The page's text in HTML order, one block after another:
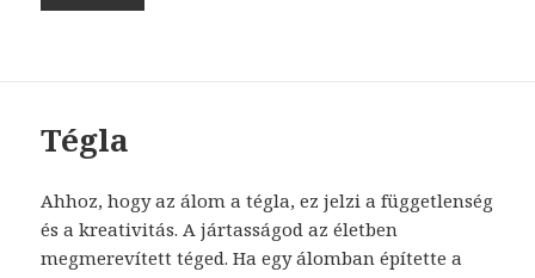
Tégla
Ahhoz, hogy az álom a tégla, ez jelzi a függetlenség
és a kreativitás. A jártasságod az életben
megmerevített téged. Ha egy álomban építette a